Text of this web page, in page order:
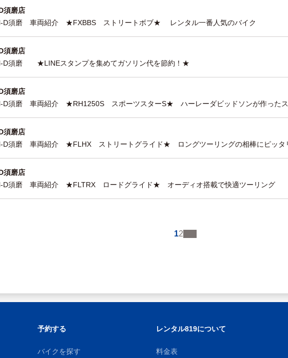
須磨店
D須磨 車両紹介 ★FXBBS ストリートボブ★ レンタル一番人気のバイク
須磨店
D須磨 ★LINEスタンプを集めてガソリン代を節約！★
須磨店
D須磨 車両紹介 ★RH1250S スポーツスターS★ ハーレーダビッドソンが作ったス
須磨店
D須磨 車両紹介 ★FLHX ストリートグライド★ ロングツーリングの相棒にピッタ
須磨店
D須磨 車両紹介 ★FLTRX ロードグライド★ オーディオ搭載で快適ツーリング
12
予約する
バイクを探す
レンタル819について
料金表